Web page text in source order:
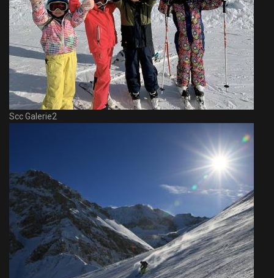
Scc Galerie2